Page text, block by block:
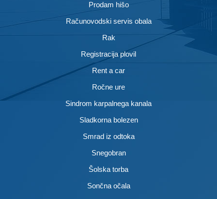
Prodam hišo
Računovodski servis obala
Rak
Registracija plovil
Rent a car
Ročne ure
Sindrom karpalnega kanala
Sladkorna bolezen
Smrad iz odtoka
Snegobran
Šolska torba
Sončna očala